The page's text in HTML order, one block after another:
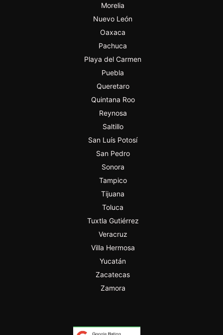
Morelia
Nuevo León
Oaxaca
Pachuca
Playa del Carmen
Puebla
Queretaro
Quintana Roo
Reynosa
Saltillo
San Luís Potosí
San Pedro
Sonora
Tampico
Tijuana
Toluca
Tuxtla Gutiérrez
Veracruz
Villa Hermosa
Yucatán
Zacatecas
Zamora